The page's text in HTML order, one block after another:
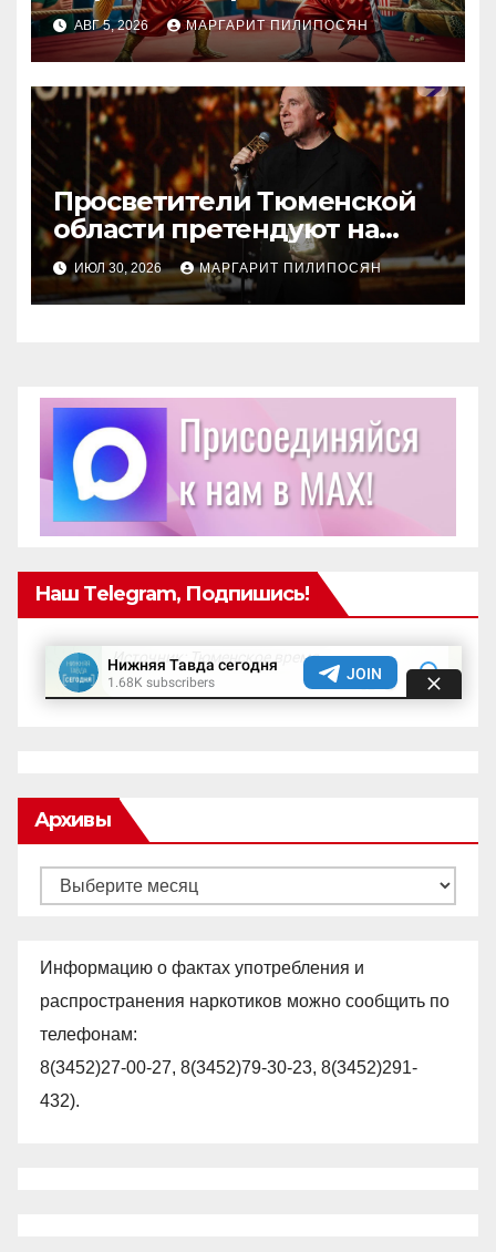
АВГ 5, 2026 МАРГАРИТ ПИЛИПОСЯН
Просветители Тюменской
области претендуют на
награду Знание.Премия
ИЮЛ 30, 2026 МАРГАРИТ ПИЛИПОСЯН
Наш Telegram, Подпишись!
Архивы
Архивы
Информацию о фактах употребления и
распространения наркотиков можно сообщить по
телефонам:
8(3452)27-00-27, 8(3452)79-30-23, 8(3452)291-
432).